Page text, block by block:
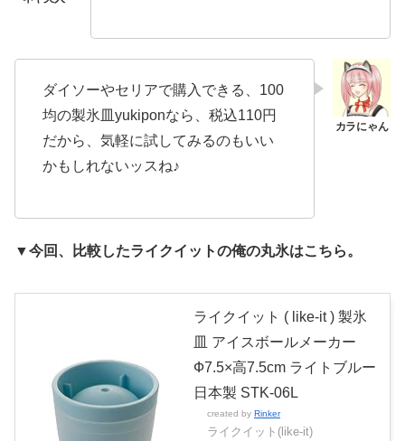
ダイソーやセリアで購入できる、100
均の製氷皿yukiponなら、税込110円
だから、気軽に試してみるのもいい
かもしれないッスね♪
▼今回、比較したライクイットの俺の丸氷はこちら。
ライクイット ( like-it ) 製氷
皿 アイスボールメーカー
Ф7.5×高7.5cm ライトブルー
日本製 STK-06L
created by Rinker
ライクイット(like-it)